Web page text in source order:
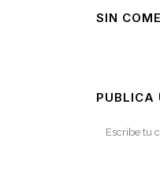
SIN
PUBLICA